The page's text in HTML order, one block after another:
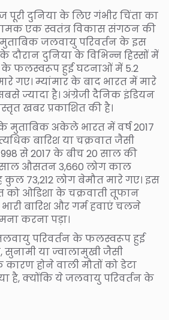
पूरी दुनिया के लिए गंभीर चिंता का
एक स्वतंत्र विकास संगठन की
मुताबिक जलवायु परिवर्तन के इस
दौरान दुनिया के विभिन्न हिस्सों में
के फलस्वरूप हुई घटनाओं में 5.2
गए। म्यांमार के बाद भारत में मारे
ज्यादा है। अंग्रेजी दैनिक इंडियन
खबर प्रकाशित की है।
के मुताबिक अकेले भारत में वर्ष 2017
बारिश या चक्रवात जैसी
से 2017 के बीच 20 साल की
औसतन 3,660 लोग काल
73,212 लोग बेमौत मारे गए। इस
को ओडिशा के चक्रवाती तूफान
बारिश और गर्म हवाएं चलने
करना पड़ा।
परिवर्तन के फलस्वरूप हुई
या ज्वालामुखी जैसी
होने वाली मौतों को डेटा
है, क्योंकि ये जलवायु परिवर्तन के